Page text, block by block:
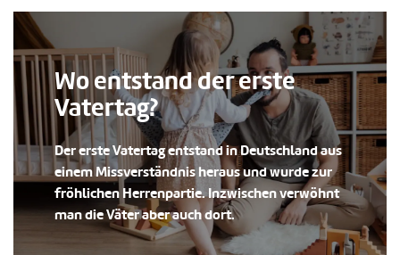
Wo entstand der erste
Vatertag?
Der erste Vatertag entstand in Deutschland aus
einem Missverständnis heraus und wurde zur
fröhlichen Herrenpartie. Inzwischen verwöhnt
man die Väter aber auch dort.